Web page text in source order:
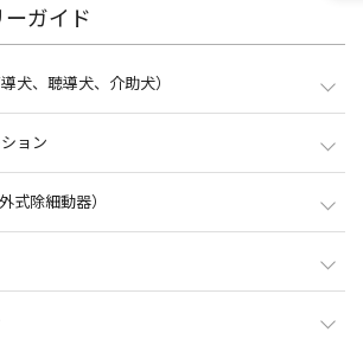
タカシマヤ
2F 3F
6F
B1 8F
とご飲食はご遠慮ください。
ト等がトランクに入らない場合は、ご乗車をお断りす
ます。
デン
き場横
5F紀伊國屋書店横
エレベーター前
室
予約・発券、旅行プラン、ホテル予約を承ります。
(免税カウンター営業
の場合、免税手数料として免税対象商品代金の1.55％を
（運営：グローバルブルー）
」にてお問い合わせください。
店）対象店舗
ちら
待が満載の積立サービス。毎月一定額を12カ月お積立て
月分の積立金額がボーナスとしてプラスされた友の会
をお受け取りいただけます。
サロン
ら
ゴ積み]
ガイド
犬、聴導犬、介助犬）
ただけます。
ョン
ン
放送）
ポートカーの貸出し（ご予約も承ります）
式除細動器）
ー横
ケース横